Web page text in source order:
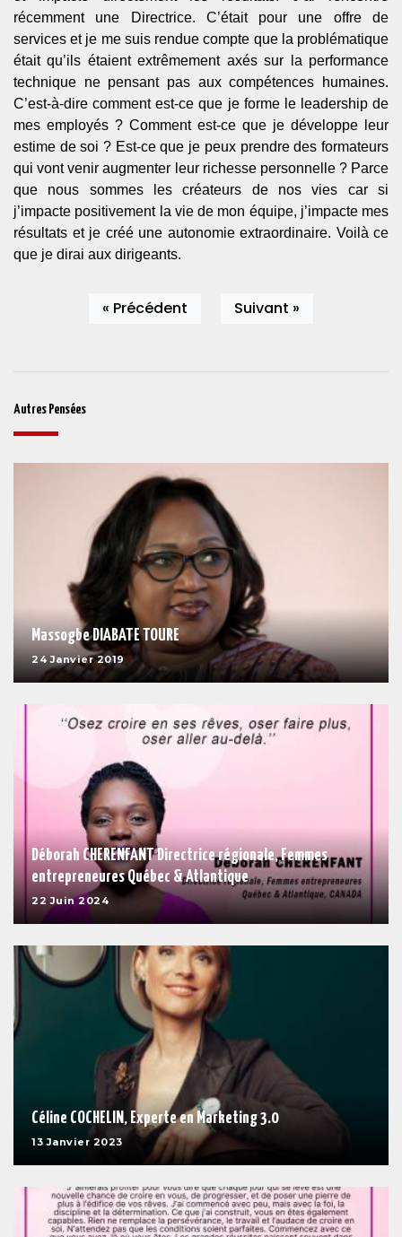
récemment une Directrice. C’était pour une offre de
services et je me suis rendue compte que la problématique
était qu’ils étaient extrêmement axés sur la performance
technique ne pensant pas aux compétences humaines.
C’est-à-dire comment est-ce que je forme le leadership de
mes employés ? Comment est-ce que je développe leur
estime de soi ? Est-ce que je peux prendre des formateurs
qui vont venir augmenter leur richesse personnelle ? Parce
que nous sommes les créateurs de nos vies car si
j’impacte positivement la vie de mon équipe, j’impacte mes
résultats et je créé une autonomie extraordinaire. Voilà ce
que je dirai aux dirigeants.
« Précédent Suivant »
Autres Pensées
Massogbe DIABATE TOURE
24 Janvier 2019
Déborah CHERENFANT Directrice régionale, Femmes
entrepreneures Québec & Atlantique
22 Juin 2024
Céline COCHELIN, Experte en Marketing 3.0
13 Janvier 2023